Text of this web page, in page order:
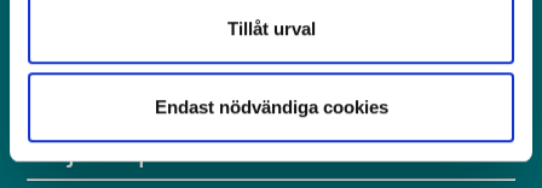
Tillåt urval
Endast nödvändiga cookies
Org.nr: 212 000-2262
Följ oss på sociala medier